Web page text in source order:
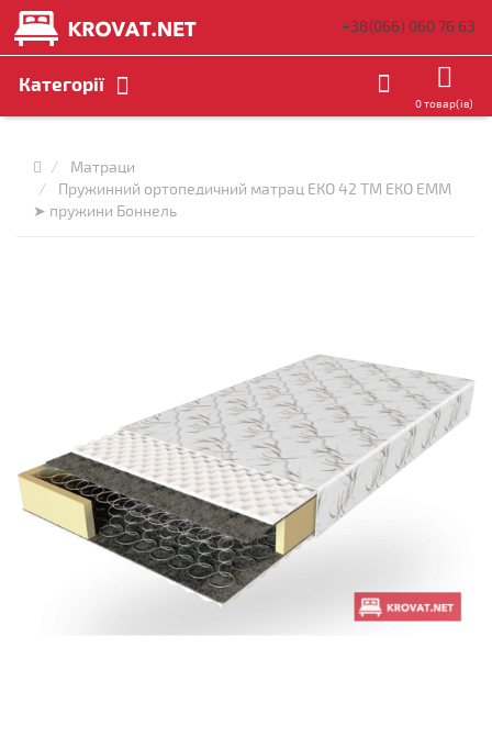
+38(066) 060 76 63
Категорії
0 товар(ів)
Матраци
Пружинний ортопедичний матрац ЕКО 42 ТМ ЕКО ЕММ
➤ пружини Боннель